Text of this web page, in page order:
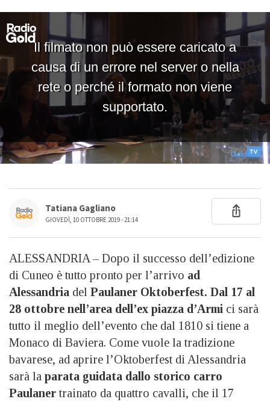
Tatiana Gagliano
GIOVEDÌ, 10 OTTOBRE 2019 - 21:14
ALESSANDRIA – Dopo il successo dell’edizione
di Cuneo è tutto pronto per l’arrivo ad
Alessandria del Paulaner Oktoberfest. Dal 17 al
28 ottobre nell’area dell’ex piazza d’Armi ci sarà
tutto il meglio dell’evento che dal 1810 si tiene a
Monaco di Baviera. Come vuole la tradizione
bavarese, ad aprire l’Oktoberfest di Alessandria
sarà la parata guidata dallo storico carro
Paulaner trainato da quattro cavalli, che il 17